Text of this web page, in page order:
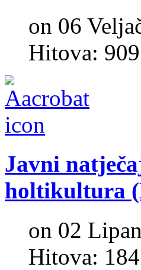
on 06
Hitova: 909
Javni
holtikultura
on 02
Hitova: 184